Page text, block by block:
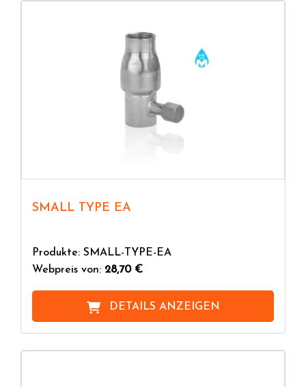
SMALL TYPE EA
Produkte: SMALL-TYPE-EA
Webpreis von: 28,70 €
DETAILS ANZEIGEN